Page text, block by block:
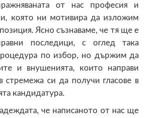
от нас професия и
която ни мотивира да изложим
Ясно съзнаваме, че тя ще е
последици, с оглед така
по избор, но държим да
и внушенията, които направи
стремежа си да получи гласове в
кандидатура.
че написаното от нас ще